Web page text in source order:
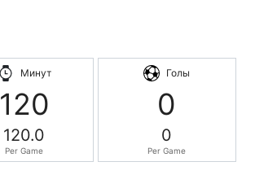
Минут
120
120.0
Per Game
Голы
0
0
Per Game